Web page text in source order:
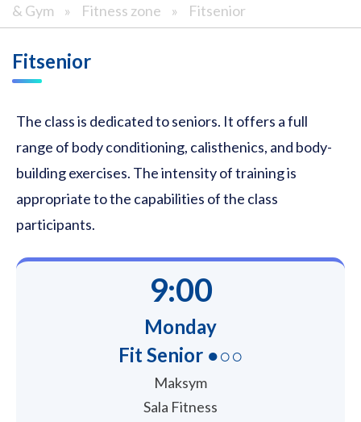
& Gym
» Fitness zone » Fitsenior
Fitsenior
The class is dedicated to seniors. It offers a full
range of body conditioning, calisthenics, and body-
building exercises. The intensity of training is
appropriate to the capabilities of the class
participants.
9:00
Monday
Fit Senior ●○○
Maksym
Sala Fitness